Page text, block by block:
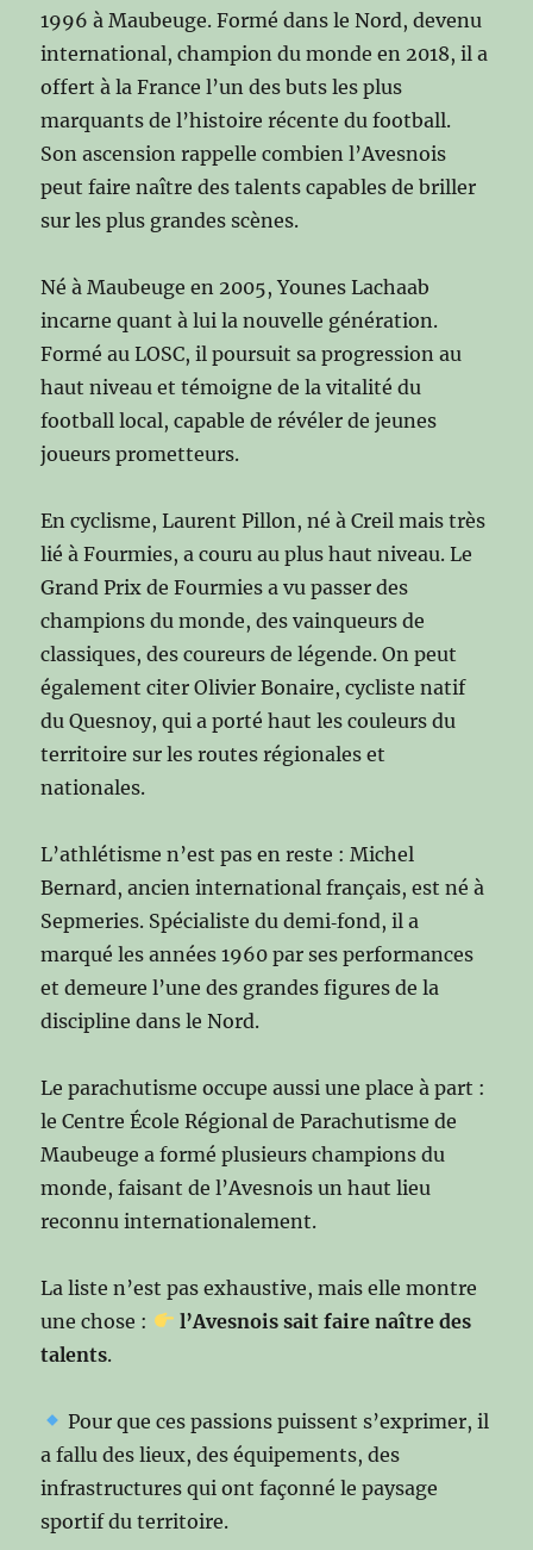
1996 à Maubeuge. Formé dans le Nord, devenu
international, champion du monde en 2018, il a
offert à la France l’un des buts les plus
marquants de l’histoire récente du football.
Son ascension rappelle combien l’Avesnois
peut faire naître des talents capables de briller
sur les plus grandes scènes.
Né à Maubeuge en 2005, Younes Lachaab
incarne quant à lui la nouvelle génération.
Formé au LOSC, il poursuit sa progression au
haut niveau et témoigne de la vitalité du
football local, capable de révéler de jeunes
joueurs prometteurs.
En cyclisme, Laurent Pillon, né à Creil mais très
lié à Fourmies, a couru au plus haut niveau. Le
Grand Prix de Fourmies a vu passer des
champions du monde, des vainqueurs de
classiques, des coureurs de légende. On peut
également citer Olivier Bonaire, cycliste natif
du Quesnoy, qui a porté haut les couleurs du
territoire sur les routes régionales et
nationales.
L’athlétisme n’est pas en reste : Michel
Bernard, ancien international français, est né à
Sepmeries. Spécialiste du demi‑fond, il a
marqué les années 1960 par ses performances
et demeure l’une des grandes figures de la
discipline dans le Nord.
Le parachutisme occupe aussi une place à part :
le Centre École Régional de Parachutisme de
Maubeuge a formé plusieurs champions du
monde, faisant de l’Avesnois un haut lieu
reconnu internationalement.
La liste n’est pas exhaustive, mais elle montre
une chose :
l’Avesnois sait faire naître des
talents.
Pour que ces passions puissent s’exprimer, il
a fallu des lieux, des équipements, des
infrastructures qui ont façonné le paysage
sportif du territoire.